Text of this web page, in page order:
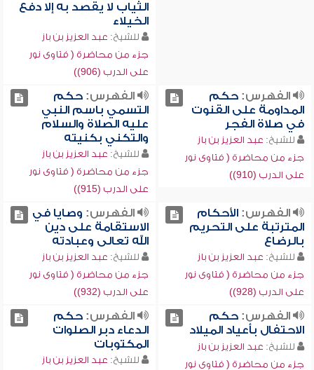
الثياب لا يقصد به إلا دفع
الخيلاء
للشيخ: عبد العزيز بن باز
جزء من محاضرة ( فتاوى نور
على الدرب (906))
الفهرس:حكم
المداومة على القنوت
في صلاة الفجر
للشيخ: عبد العزيز بن باز
جزء من محاضرة ( فتاوى نور
على الدرب (910))
الفهرس:حكم
التسمي باسم النبي
عليه الصلاة والسلام
والتكني بكنيته
للشيخ: عبد العزيز بن باز
جزء من محاضرة ( فتاوى نور
على الدرب (915))
الفهرس:الأحكام
المترتبة على التحريم
بالرضاع
للشيخ: عبد العزيز بن باز
جزء من محاضرة ( فتاوى نور
على الدرب (928))
الفهرس: وصايا في
الاستقامة على دين
الله تعالى وعبادته
للشيخ: عبد العزيز بن باز
جزء من محاضرة ( فتاوى نور
على الدرب (932))
الفهرس:حكم
الاحتفال بأعياد الميلاد
للشيخ: عبد العزيز بن باز
جزء من محاضرة ( فتاوى نور
الفهرس:حكم
الدعاء دبر الصلوات
المكتوبات
للشيخ: عبد العزيز بن باز